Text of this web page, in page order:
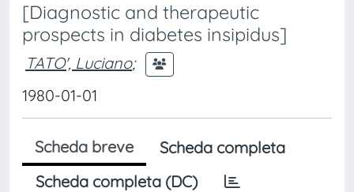
[Diagnostic and therapeutic
prospects in diabetes insipidus]
TATO', Luciano;
1980-01-01
Scheda breve
Scheda completa
Scheda completa (DC)